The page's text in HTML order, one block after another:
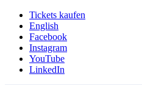
Tickets kaufen
English
Facebook
Instagram
YouTube
LinkedIn